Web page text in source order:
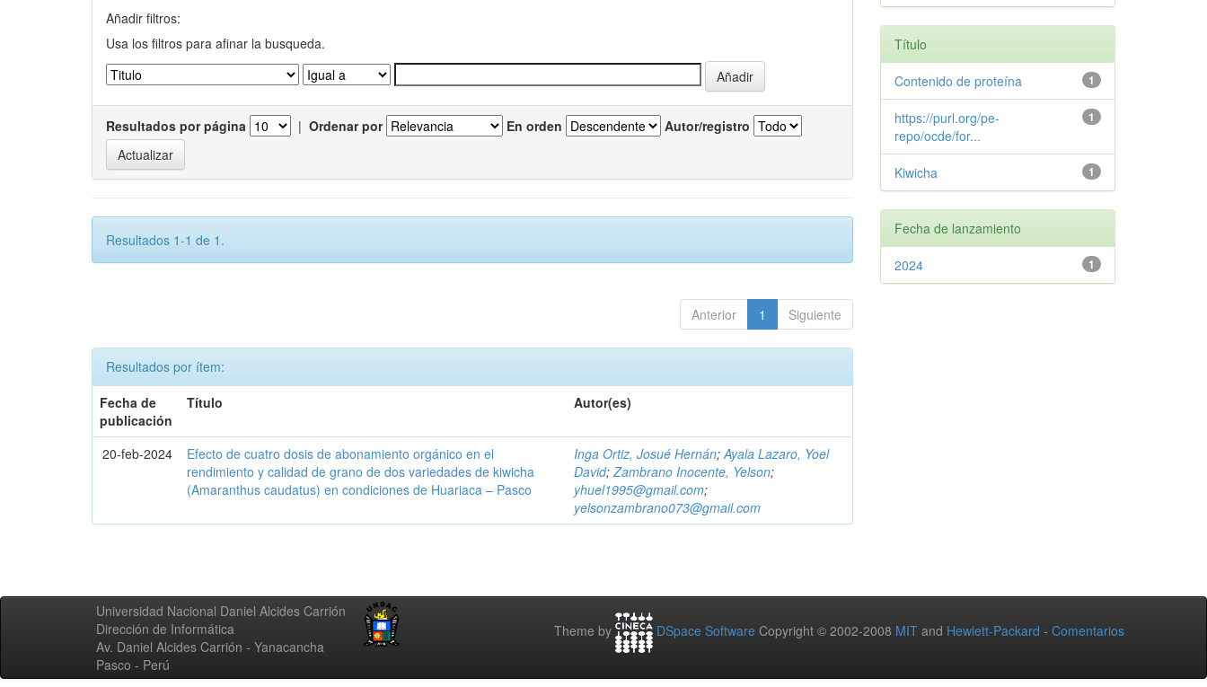
Añadir filtros:
Usa los filtros para afinar la busqueda.
Resultados por página | Ordenar por En orden Autor/registro
Resultados 1-1 de 1.
Anterior 1 Siguiente
Resultados por ítem:
Fecha de
publicación
Título Autor(es)
20-feb-2024
Efecto de cuatro dosis de abonamiento orgánico en el
rendimiento y calidad de grano de dos variedades de kiwicha
(Amaranthus caudatus) en condiciones de Huariaca – Pasco
Inga Ortiz, Josué Hernán;Ayala Lazaro, Yoel
David;Zambrano Inocente, Yelson;
yhuel1995@gmail.com;
yelsonzambrano073@gmail.com
Título
1
Contenido de proteína
1
https://purl.org/pe-
repo/ocde/for...
1
Kiwicha
Fecha de lanzamiento
1
2024
Universidad Nacional Daniel Alcides Carrión
Dirección de Informática
Av. Daniel Alcides Carrión - Yanacancha
Pasco - Perú
Theme by DSpace Software Copyright © 2002-2008 MIT and Hewlett-Packard - Comentarios